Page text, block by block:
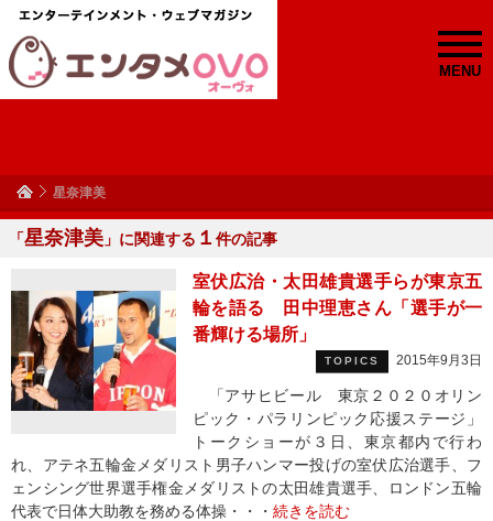
MENU
星奈津美
「星奈津美 」に関連する １ 件の記事
室伏広治・太田雄貴選手らが東京五
輪を語る 田中理恵さん「選手が一
番輝ける場所」
TOPICS 2015年9月3日
「アサヒビール 東京２０２０オリン
ピック・パラリンピック応援ステージ」
トークショーが３日、東京都内で行わ
れ、アテネ五輪金メダリスト男子ハンマー投げの室伏広治選手、フ
ェンシング世界選手権金メダリストの太田雄貴選手、ロンドン五輪
代表で日体大助教を務める体操・・・ 続きを読む